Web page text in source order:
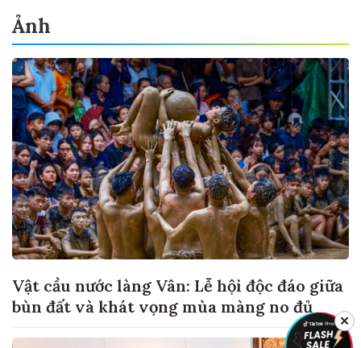
Ảnh
Vật cầu nước làng Vân: Lễ hội độc đáo giữa
bùn đất và khát vọng mùa màng no đủ
✕